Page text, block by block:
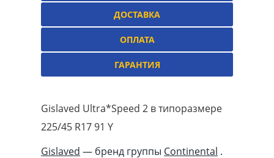
ДОСТАВКА
ОПЛАТА
ГАРАНТИЯ
Gislaved Ultra*Speed 2 в типоразмере
225/45 R17 91 Y
Gislaved — бренд группы Continental .